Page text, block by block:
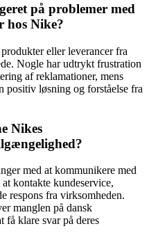
på problemer med
hos Nike?
eller leverancer fra
Nogle har udtrykt frustration
af reklamationer, mens
positiv løsning og forståelse fra
Nikes
med at kommunikere med
kontakte kundeservice,
respons fra virksomheden.
manglen på dansk
få klare svar på deres